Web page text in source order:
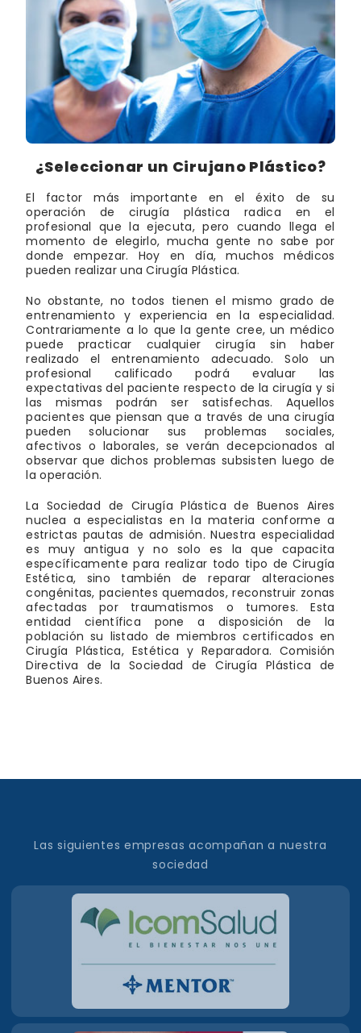
¿Seleccionar un Cirujano Plástico?
El factor más importante en el éxito de su
operación de cirugía plástica radica en el
profesional que la ejecuta, pero cuando llega el
momento de elegirlo, mucha gente no sabe por
donde empezar. Hoy en día, muchos médicos
pueden realizar una Cirugía Plástica.
No obstante, no todos tienen el mismo grado de
entrenamiento y experiencia en la especialidad.
Contrariamente a lo que la gente cree, un médico
puede practicar cualquier cirugía sin haber
realizado el entrenamiento adecuado. Solo un
profesional calificado podrá evaluar las
expectativas del paciente respecto de la cirugía y si
las mismas podrán ser satisfechas. Aquellos
pacientes que piensan que a través de una cirugía
pueden solucionar sus problemas sociales,
afectivos o laborales, se verán decepcionados al
observar que dichos problemas subsisten luego de
la operación.
La Sociedad de Cirugía Plástica de Buenos Aires
nuclea a especialistas en la materia conforme a
estrictas pautas de admisión. Nuestra especialidad
es muy antigua y no solo es la que capacita
específicamente para realizar todo tipo de Cirugía
Estética, sino también de reparar alteraciones
congénitas, pacientes quemados, reconstruir zonas
afectadas por traumatismos o tumores. Esta
entidad científica pone a disposición de la
población su listado de miembros certificados en
Cirugía Plástica, Estética y Reparadora. Comisión
Directiva de la Sociedad de Cirugía Plástica de
Buenos Aires.
Las siguientes empresas acompañan a nuestra
sociedad